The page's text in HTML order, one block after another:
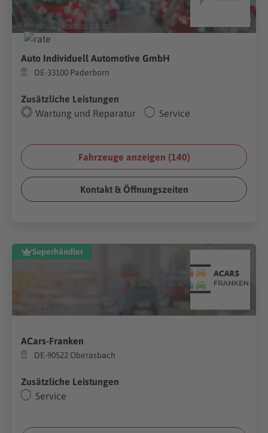
(Foto: voyata Shutterstock.com
Auto Individuell Automotive GmbH
DE-33100 Paderborn
Zusätzliche Leistungen
Wartung und Reparatur
Service
Fahrzeuge anzeigen (140)
Kontakt & Öffnungszeiten
Superhändler
Shutterstock.com
ACars-Franken
DE-90522 Oberasbach
Zusätzliche Leistungen
Service